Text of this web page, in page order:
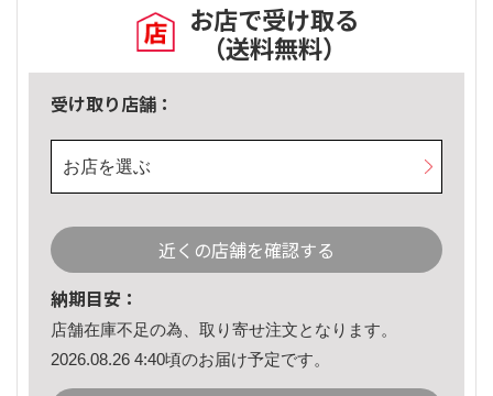
お店で受け取る
（送料無料）
受け取り店舗：
お店を選ぶ
近くの店舗を確認する
納期目安：
店舗在庫不足の為、取り寄せ注文となります。
2026.08.26 4:40頃のお届け予定です。